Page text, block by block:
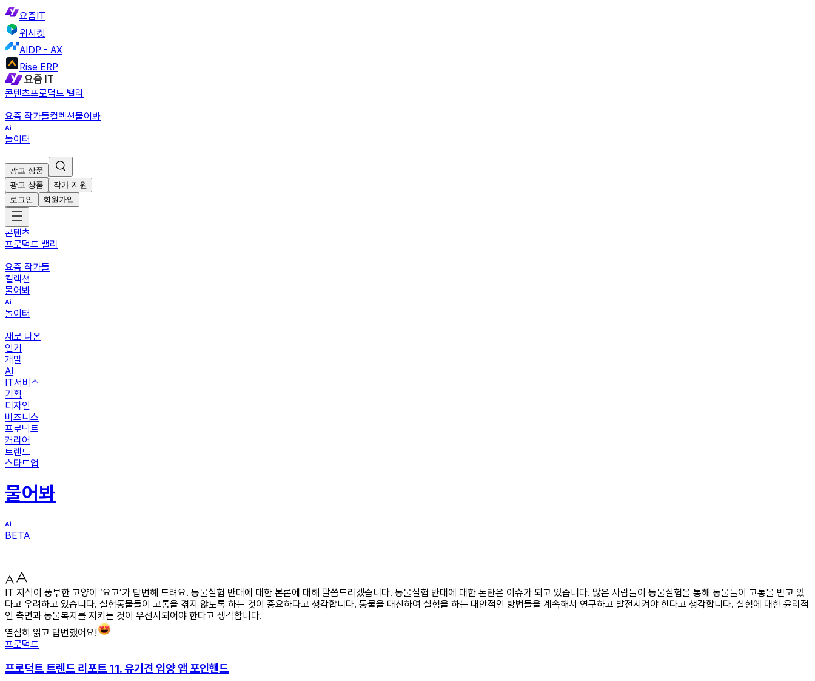
요즘IT
위시켓
AIDP - AX
Rise ERP
콘텐츠프로덕트 밸리
요즘 작가들컬렉션물어봐
놀이터
광고 상품
광고 상품
작가 지원
로그인
회원가입
콘텐츠
프로덕트 밸리
요즘 작가들
컬렉션
물어봐
놀이터
새로 나온
인기
개발
AI
IT서비스
기획
디자인
비즈니스
프로덕트
커리어
트렌드
스타트업
물어봐
BETA
IT 지식이 풍부한 고양이 ‘요고’가 답변해 드려요. 동물실험 반대에 대한 본론에 대해 말씀드리겠습니다. 동물실험 반대에 대한 논란은 이슈가 되고 있습니다. 많은 사람들이 동물실험을 통해 동물들이 고통을 받고 있
다고 우려하고 있습니다. 실험동물들이 고통을 겪지 않도록 하는 것이 중요하다고 생각합니다. 동물을 대신하여 실험을 하는 대안적인 방법들을 계속해서 연구하고 발전시켜야 한다고 생각합니다. 실험에 대한 윤리적
인 측면과 동물복지를 지키는 것이 우선시되어야 한다고 생각합니다.
열심히 읽고 답변했어요!
프로덕트
프로덕트 트렌드 리포트 11. 유기견 입양 앱 포인핸드